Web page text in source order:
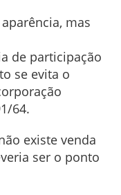
mas
de participação
se evita o
64.
existe venda
ser o ponto